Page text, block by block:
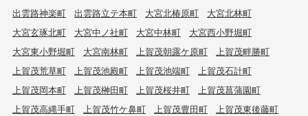
出雲路神楽町 出雲路立テ本町 大宮北椿原町
大宮北林町
大宮玄琢北町
大宮中ノ社町 大宮中林町
大宮西小野堀町
大宮東小野堀町
大宮南林町 上賀茂朝露ケ原町
上賀茂畔勝町
上賀茂荒草町
上賀茂池殿町 上賀茂池端町
上賀茂石計町
上賀茂岡本町
上賀茂榊田町 上賀茂桜井町
上賀茂菖蒲園町
上賀茂高縄手町
上賀茂竹ケ鼻町 上賀茂豊田町
上賀茂東後藤町